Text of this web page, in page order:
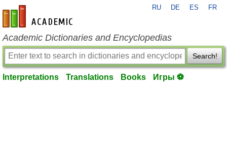
en-academic.com
RU DE ES FR
Academic Dictionaries and Encyclopedias
Search!
Interpretations Translations Books Игры ⚽